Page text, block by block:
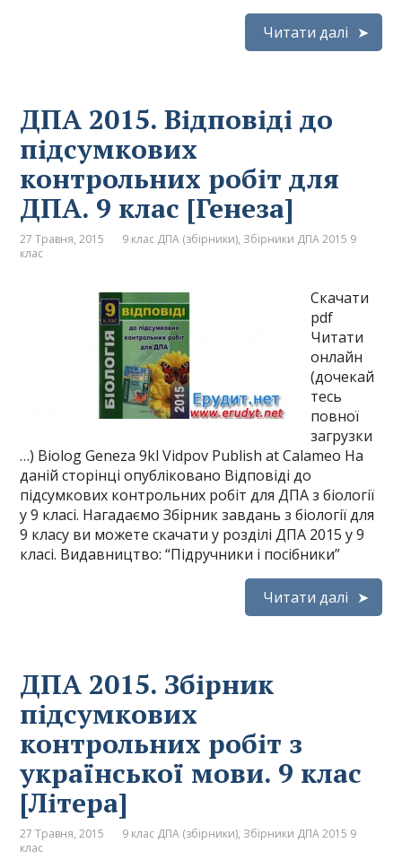
Читати далі
ДПА 2015. Відповіді до
підсумкових
контрольних робіт для
ДПА. 9 клас [Генеза]
27 Травня, 2015 9 клас ДПА (збірники), Збірники ДПА 2015 9
клас
Скачати
pdf
Читати
онлайн
(дочекай
тесь
повної
загрузки
…) Biolog Geneza 9kl Vidpov Publish at Calameo На
даній сторінці опубліковано Відповіді до
підсумкових контрольних робіт для ДПА з біології
у 9 класі. Нагадаємо Збірник завдань з біології для
9 класу ви можете скачати у розділі ДПА 2015 у 9
класі. Видавництво: “Підручники і посібники”
Читати далі
ДПА 2015. Збірник
підсумкових
контрольних робіт з
української мови. 9 клас
[Літера]
27 Травня, 2015 9 клас ДПА (збірники), Збірники ДПА 2015 9
клас